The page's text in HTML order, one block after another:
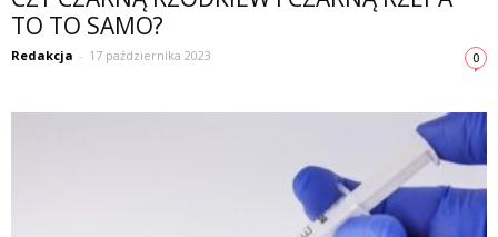
TO TO SAMO?
Redakcja - 17 października 2023 0